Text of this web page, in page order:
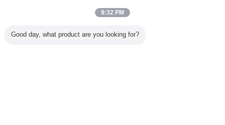
9:32 PM
Good day, what product are you looking for?